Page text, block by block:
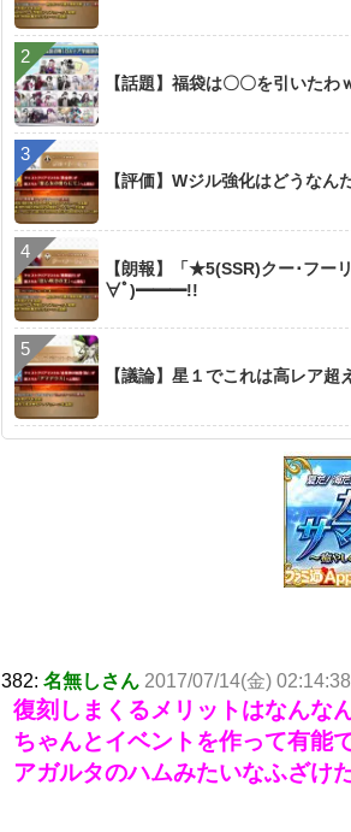
【話題】福袋は〇〇を引いたわ
【評価】Wジル強化はどうなん
【朗報】「★5(SSR)クー･フ
∀ﾟ)━━━!!
【議論】星１でこれは高レア超
382: 名無しさん 2017/07/14(金)
復刻しまくるメリットはなんな
ちゃんとイベントを作って有能
アガルタのハムみたいなふざけ